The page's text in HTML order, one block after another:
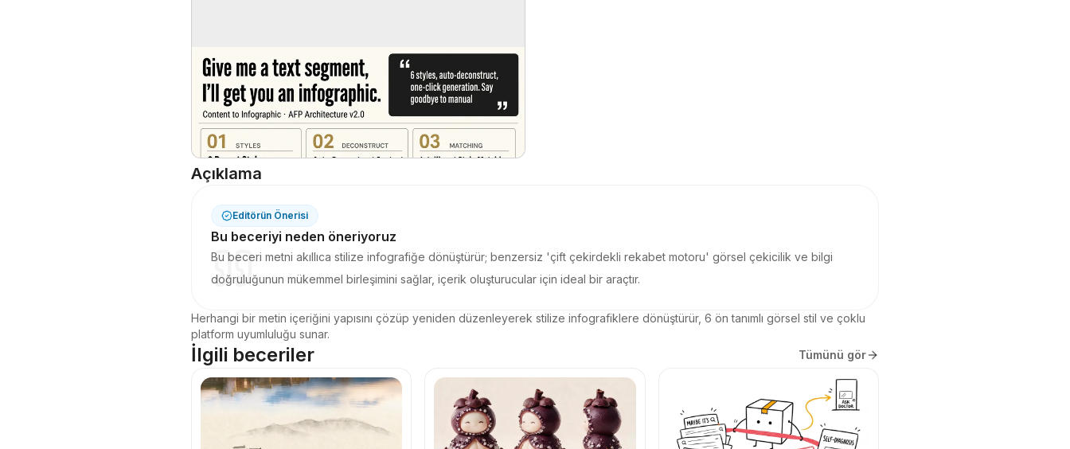
Açıklama
Editörün Önerisi
Bu beceriyi neden öneriyoruz
Bu beceri metni akıllıca stilize infografiğe dönüştürür; benzersiz 'çift çekirdekli rekabet motoru' görsel çekicilik ve bilgi
doğruluğunun mükemmel birleşimini sağlar, içerik oluşturucular için ideal bir araçtır.
Herhangi bir metin içeriğini yapısını çözüp yeniden düzenleyerek stilize infografiklere dönüştürür, 6 ön tanımlı görsel stil ve çoklu
platform uyumluluğu sunar.
İlgili beceriler Tümünü gör